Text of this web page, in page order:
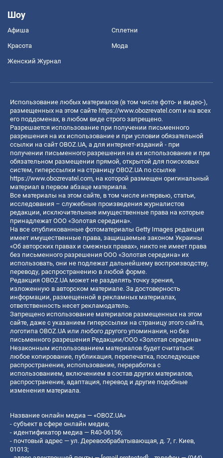
Шоу
Афиша Сплетни
Красота Мода
Женский Журнал
Использование любых материалов (в том числе фото- и видео-),
размещенных на этом сайте https://www.obozrevatel.com и на всех
его поддоменах, в любом виде строго запрещено.
Разрешается использование при получении письменного
разрешения на их использование и при условии обязательной
ссылки на сайт OBOZ.UA, а для интернет-изданий - при
получении письменного разрешения на их использование и при
обязательном размещении прямой, открытой для поисковых
систем, гиперссылки на страницу OBOZ.UA по ссылке
https://www.obozrevatel.com, на которой размещен оригинальный
материал в первом абзаце материала.
Все материалы на этом сайте, в том числе интервью, статьи,
исследования – служебные произведения журналистов
редакции, исключительные имущественные права на которые
принадлежат ООО «Золотая середина».
На все опубликованные фотоматериалы Getty Images редакция
имеет имущественные права, защищаемые законом Украины
«Об авторских правах и смежных правах», никто не имеет права
без письменного разрешения ООО «Золотая середина» их
использовать, они не подлежат дальнейшему воспроизводству,
переводу, распространению в любой форме.
Редакция OBOZ.UA может не разделять точку зрения,
изложенную в авторском материале. За достоверность
информации, размещенной в рекламных материалах,
ответственность несет рекламодатель.
Запрещено использование материалов размещенных на этом
сайте, даже с указанием гиперссылки на страницу этого сайта,
логотипа OBOZ.UA или любого другого упоминания, но без
письменного разрешения Редакции/ООО «Золотая середина»
Незаконным использованием материалов будет считаться:
любое копирование, публикация, перепечатка, последующее
распространение, использование, переработка с
использованием, включением в состав других материалов,
распространение, адаптация, перевод и другие подобные
изменения материала.
Название онлайн медиа — «OBOZ.UA»
- субъект в сфере онлайн медиа;
- идентификатор медиа — R40-06156;
- почтовый адрес — ул. Деревообрабатывающая, д. 7, г. Киев,
01013;